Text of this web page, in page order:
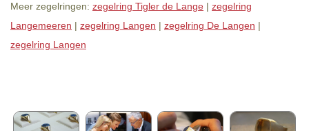
Meer zegelringen: zegelring Tigler de Lange | zegelring
Langemeeren | zegelring Langen | zegelring De Langen |
zegelring Langen